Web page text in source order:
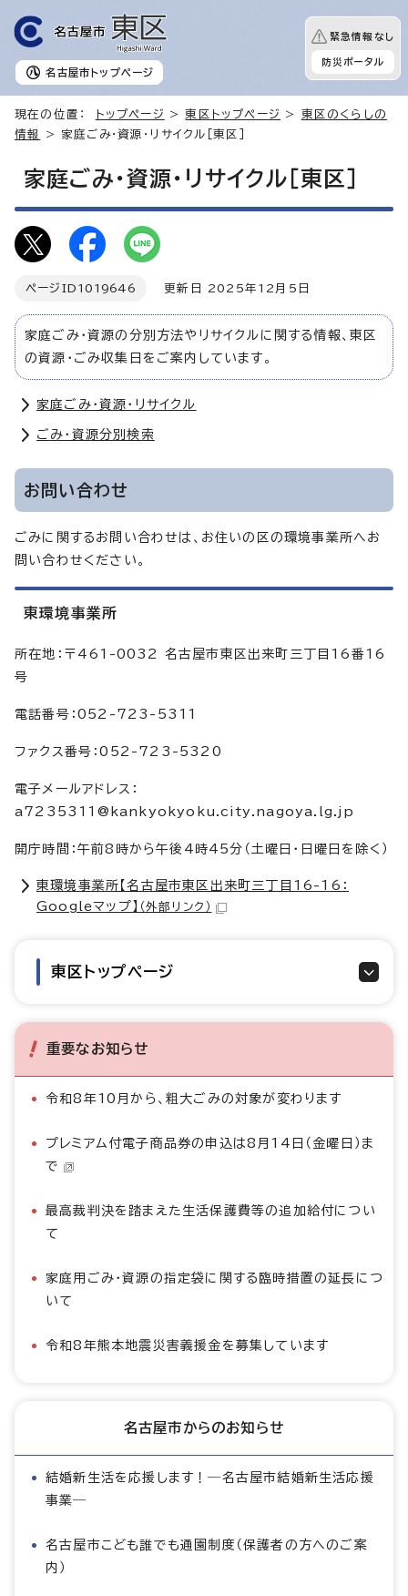
名古屋市 トップページ
緊急情報なし
防災ポータル
現在の位置： トップページ > 東区トップページ >
東区のくらしの
情報
> 家庭ごみ・資源・リサイクル［東区］
家庭ごみ・資源・リサイクル［東区］
ページID 1019646 更新日 2025年12月5日
家庭ごみ・資源の分別方法やリサイクルに関する情報、東区
の資源・ごみ収集日をご案内しています。
家庭ごみ・資源・リサイクル
ごみ・資源分別検索
お問い合わせ
ごみに関するお問い合わせは、お住いの区の環境事業所へお
問い合わせください。
東環境事業所
所在地：〒461-0032 名古屋市東区出来町三丁目16番16
号
電話番号：052-723-5311
ファクス番号：052-723-5320
電子メールアドレス：
a7235311@kankyokyoku.city.nagoya.lg.jp
開庁時間：午前8時から午後4時45分（土曜日・日曜日を除く）
東環境事業所【名古屋市東区出来町三丁目16-16：
Googleマップ】 （外部リンク）
東区トップページ
重要なお知らせ
令和8年10月から、粗大ごみの対象が変わります
プレミアム付電子商品券の申込は8月14日（金曜日）ま
で
最高裁判決を踏まえた生活保護費等の追加給付につい
て
家庭用ごみ・資源の指定袋に関する臨時措置の延長につ
いて
令和8年熊本地震災害義援金を募集しています
名古屋市からのお知らせ
結婚新生活を応援します！―名古屋市結婚新生活応援
事業―
名古屋市こども誰でも通園制度（保護者の方へのご案
内）